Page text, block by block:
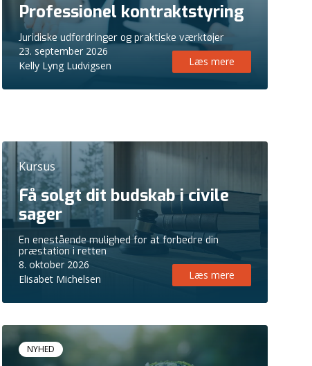
Professionel kontraktstyring
Juridiske udfordringer og praktiske værktøjer
23. september 2026
Kelly Lyng Ludvigsen
Læs mere
Kursus
Få solgt dit budskab i civile
sager
En enestående mulighed for at forbedre din
præstation i retten
8. oktober 2026
Elisabet Michelsen
Læs mere
NYHED
Kursus